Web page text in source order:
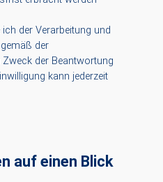
der Verarbeitung und
der
Zweck der Beantwortung
kann jederzeit
auf einen Blick